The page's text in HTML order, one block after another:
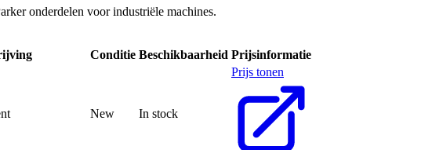
onderdelen voor industriële machines.
Conditie Beschikbaarheid Prijsinformatie
New In stock
Prijs tonen